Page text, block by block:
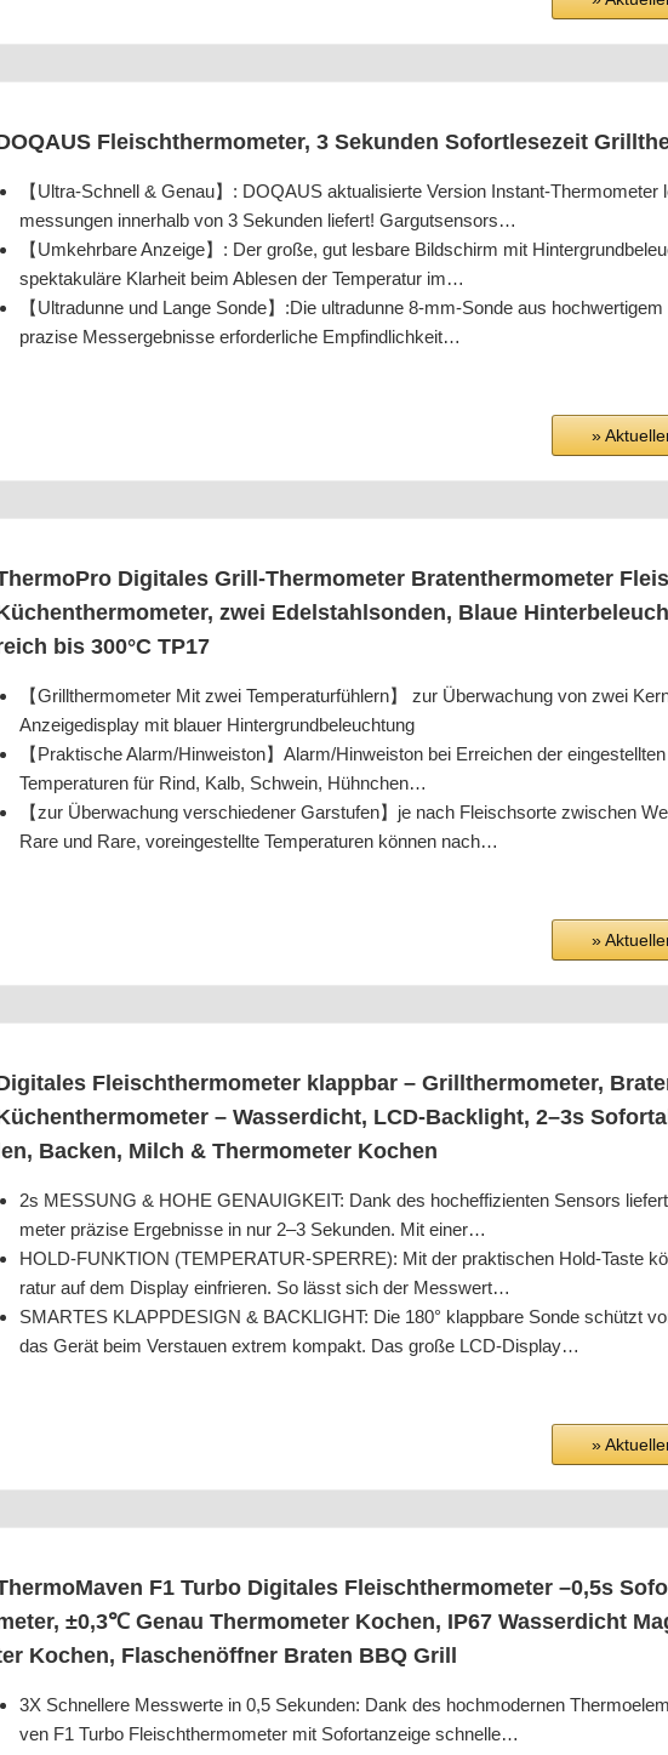
Fleisch­ther­mo­me­ter, 3 Sekun­den Sofort­le­se­zeit
【Ultra-Schnell & Genau】: DOQAUS aktua­li­sier­te Ver­si­on Instant-
mes­sun­gen inner­halb von 3 Sekun­den lie­fert! Gargutsensors…
【Umkehr­ba­re Anzei­ge】: Der gro­ße, gut les­ba­re Bild­schirm mit
spek­ta­ku­lä­re Klar­heit beim Able­sen der Tem­pe­ra­tur im…
【Ultra­dun­ne und Lan­ge Sonde】:Die ultra­dun­ne 8‑mm-Son­de aus
pra­zi­se Mess­ergeb­nis­se erfor­der­li­che Empfindlichkeit…
»
Digi­ta­les Grill-Ther­mo­me­ter Bra­ten­ther­mo­me­ter
zwei Edel­stahl­son­den, Blaue
bis 300°C TP17
【Grill­ther­mo­me­ter Mit zwei Tem­pe­ra­tur­füh­lern】 zur Über­wa­chung von zwei
Anzei­ge­dis­play mit blau­er Hintergrundbeleuchtung
【Prak­ti­sche Alarm/Hinweiston】Alarm/Hinweiston bei Errei­chen der
Tem­pe­ra­tu­ren für Rind, Kalb, Schwein, Hühnchen…
【zur Über­wa­chung ver­schie­de­ner Garstufen】je nach Fleisch­sor­te zwi­schen
Rare und Rare, vor­ein­ge­stell­te Tem­pe­ra­tu­ren kön­nen nach…
»
Fleisch­ther­mo­me­ter klapp­bar – Grill­ther­mo­me­ter,
– Was­ser­dicht, LCD-Back­light, 2–3s
len, Backen, Milch & Ther­mo­me­ter Kochen
2s MESSUNG & HOHE GENAUIGKEIT: Dank des hoch­ef­fi­zi­en­ten Sen­sors
me­ter prä­zi­se Ergeb­nis­se in nur 2–3 Sekun­den. Mit einer…
HOLD-FUNKTION (TEMPERATUR-SPERRE): Mit der prak­ti­schen Hold-Tas­te
ra­tur auf dem Dis­play ein­frie­ren. So lässt sich der Messwert…
SMARTES KLAPPDESIGN & BACKLIGHT: Die 180° klapp­ba­re Son­de schützt
das Gerät beim Ver­stau­en extrem kom­pakt. Das gro­ße LCD-Display…
»
F1 Tur­bo Digi­ta­les Fleisch­ther­mo­me­ter –0,5s
±0,3℃ Genau Ther­mo­me­ter Kochen, IP67 Was­ser­dicht
Kochen, Fla­schen­öff­ner Bra­ten BBQ Grill
3X Schnel­le­re Mess­wer­te in 0,5 Sekun­den: Dank des hoch­mo­der­nen
ven F1 Tur­bo Fleisch­ther­mo­me­ter mit Sofortan­zei­ge schnelle…